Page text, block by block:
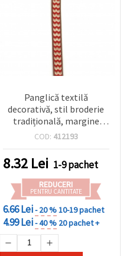
Panglică textilă
decorativă, stil broderie
tradițională, margine
aurie metalizată, lățime
maro, 5 m
COD: 412193
8.32 Lei 1-9 pachet
REDUCERI
PENTRU CANTITATE
6.66 Lei- 20 %10-19 pachet
4.99 Lei- 40 % 20 pachet +